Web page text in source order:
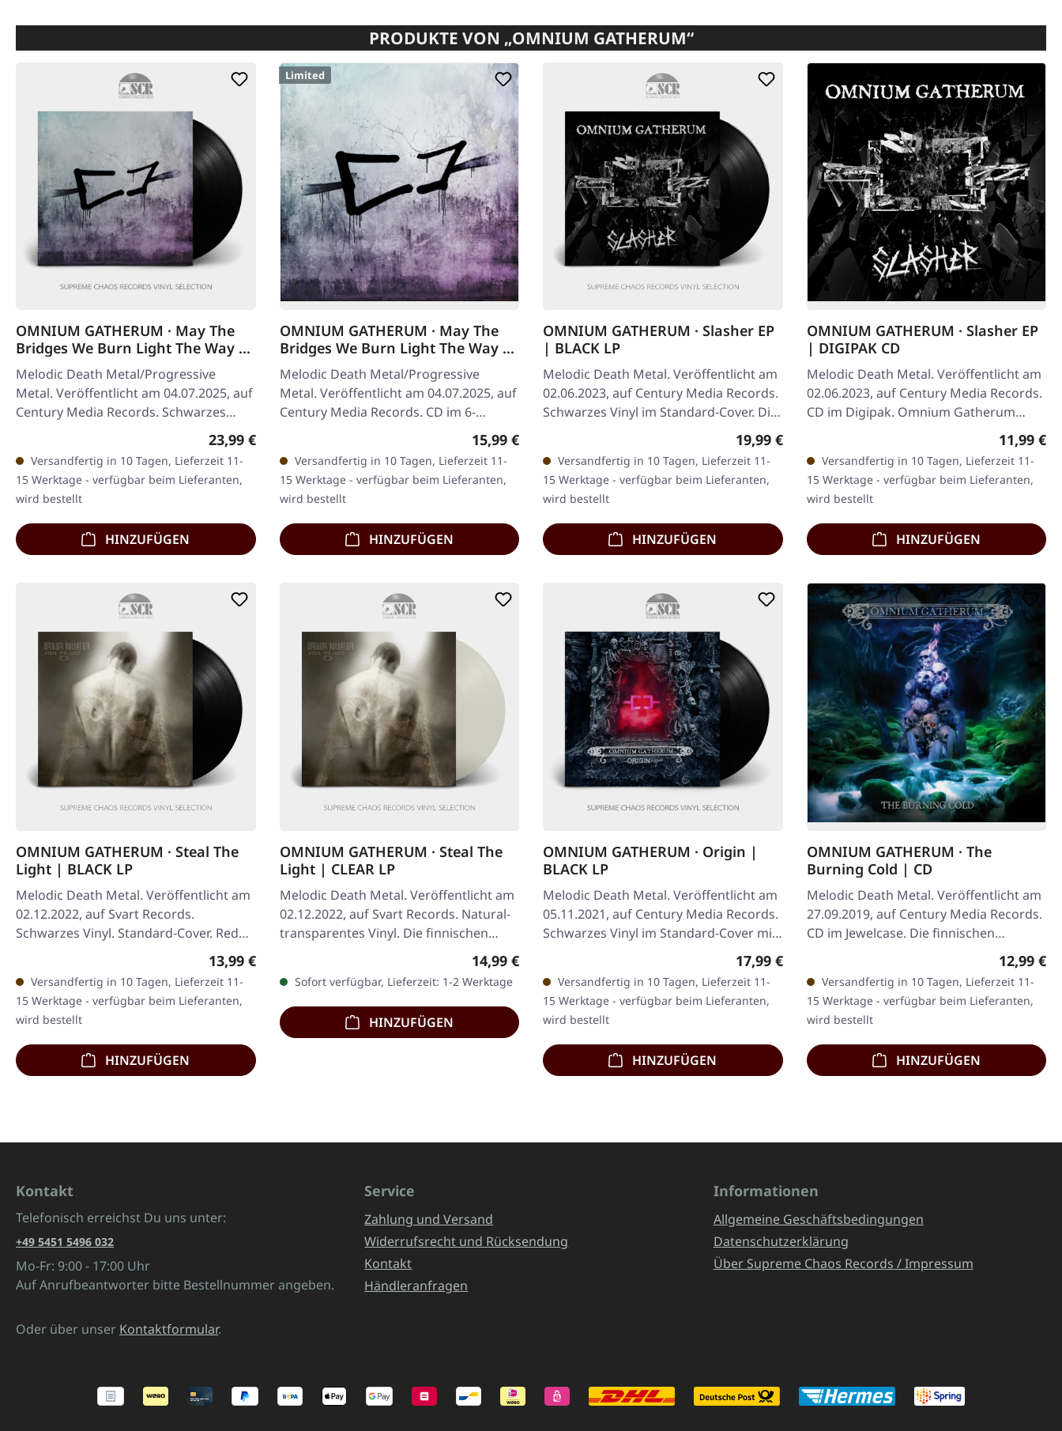
PRODUKTE VON „OMNIUM GATHERUM“
OMNIUM GATHERUM · May The
Bridges We Burn Light The Way |
BLACK LP
Melodic Death Metal/Progressive
Metal. Veröffentlicht am 04.07.2025, auf
Century Media Records. Schwarzes
Vinyl im Standard-Cover. OmniumRegulärer Preis:
23,99 €
Versandfertig in 10 Tagen, Lieferzeit 11-
15 Werktage - verfügbar beim Lieferanten,
wird bestellt
HINZUFÜGEN
Limited
OMNIUM GATHERUM · May The
Bridges We Burn Light The Way |
DIGIPAK CD
Melodic Death Metal/Progressive
Metal. Veröffentlicht am 04.07.2025, auf
Century Media Records. CD im 6-
Regulärer Preis:
15,99 €
Versandfertig in 10 Tagen, Lieferzeit 11-
15 Werktage - verfügbar beim Lieferanten,
wird bestellt
HINZUFÜGEN
OMNIUM GATHERUM · Slasher EP
| BLACK LP
Melodic Death Metal. Veröffentlicht am
02.06.2023, auf Century Media Records.
Schwarzes Vinyl im Standard-Cover. Die
Regulärer Preis:
19,99 €
Versandfertig in 10 Tagen, Lieferzeit 11-
15 Werktage - verfügbar beim Lieferanten,
wird bestellt
HINZUFÜGEN
OMNIUM GATHERUM · Slasher EP
| DIGIPAK CD
Melodic Death Metal. Veröffentlicht am
02.06.2023, auf Century Media Records.
CD im Digipak. Omnium Gatherum
kehren mit ihrer elektrisierenden…11,99 €
Versandfertig in 10 Tagen, Lieferzeit 11-
15 Werktage - verfügbar beim Lieferanten,
wird bestellt
HINZUFÜGEN
OMNIUM GATHERUM · Steal The
Light | BLACK LP
Melodic Death Metal. Veröffentlicht am
02.12.2022, auf Svart Records.
Schwarzes Vinyl. Standard-Cover. Reden
wir über Omnium Gatherum und ihr…Regulärer Preis:
13,99 €
Versandfertig in 10 Tagen, Lieferzeit 11-
15 Werktage - verfügbar beim Lieferanten,
wird bestellt
HINZUFÜGEN
OMNIUM GATHERUM · Steal The
Light | CLEAR LP
Melodic Death Metal. Veröffentlicht am
02.12.2022, auf Svart Records. Natural-
transparentes Vinyl. Die finnischen
Regulärer Preis:
14,99 €
Sofort verfügbar, Lieferzeit: 1-2 Werktage
HINZUFÜGEN
OMNIUM GATHERUM · Origin |
BLACK LP
Melodic Death Metal. Veröffentlicht am
05.11.2021, auf Century Media Records.
Schwarzes Vinyl im Standard-Cover mit
Regulärer Preis:
17,99 €
Versandfertig in 10 Tagen, Lieferzeit 11-
15 Werktage - verfügbar beim Lieferanten,
wird bestellt
HINZUFÜGEN
OMNIUM GATHERUM · The
Burning Cold | CD
Melodic Death Metal. Veröffentlicht am
27.09.2019, auf Century Media Records.
CD im Jewelcase. Die finnischen
12,99 €
Versandfertig in 10 Tagen, Lieferzeit 11-
15 Werktage - verfügbar beim Lieferanten,
wird bestellt
HINZUFÜGEN
Kontakt
Telefonisch erreichst Du uns unter:
+49 5451 5496 032
Mo-Fr: 9:00 - 17:00 Uhr
Auf Anrufbeantworter bitte Bestellnummer angeben.
Oder über unser Kontaktformular.
Service
Zahlung und Versand
Widerrufsrecht und Rücksendung
Kontakt
Händleranfragen
Informationen
Allgemeine Geschäftsbedingungen
Datenschutzerklärung
Über Supreme Chaos Records / Impressum